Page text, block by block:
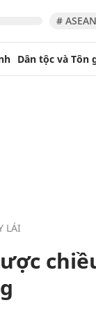
#
Dân tộc và Tôn
LÁI